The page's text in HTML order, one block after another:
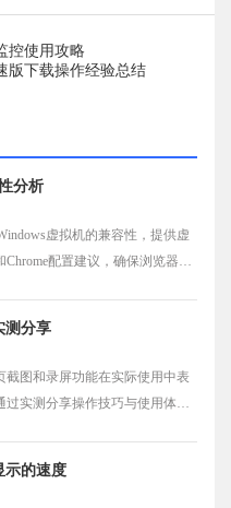
控使用攻略
版下载操作经验总结
分析
虚拟机的兼容性，提供虚
Chrome配置建议，确保浏览器在
测分享
截图和录屏功能在实际使用中表
过实测分享操作技巧与使用体
示的速度